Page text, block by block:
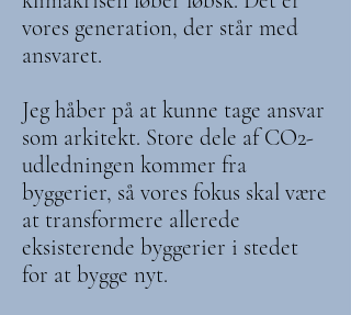
vores generation, der står med
ansvaret.
Jeg håber på at kunne tage ansvar
som arkitekt. Store dele af CO2-
udledningen kommer fra
byggerier, så vores fokus skal være
at transformere allerede
eksisterende byggerier i stedet
for at bygge nyt.